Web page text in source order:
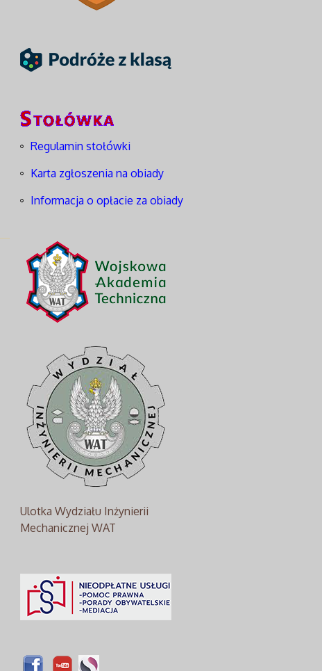
Regulamin stołówki
Karta zgłoszenia na obiady
Informacja o opłacie za obiady
Ulotka Wydziału Inżynierii
Mechanicznej WAT